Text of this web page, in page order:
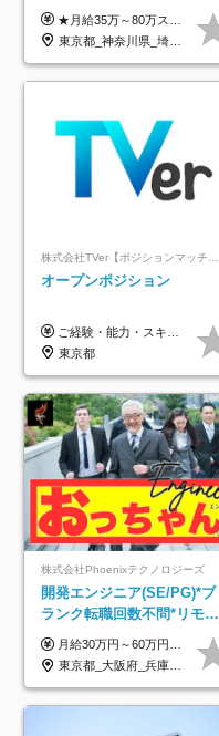
3h■最大3ヶ月の連休あり■
年休126日■20～30代活躍
中！
★月給35万～80万スタートも可 【未経験の方】 ■月給26万～80万＋賞与年2回（年2ヶ月分） 【何かしらのインフラエンジニア経験をお持ちの方】 ■月給35万～80万＋賞与年2回（年2ヶ月分） ※スキル・経験などを考慮し決定します ※試用期間6ヶ月あり。期間中は契約社員となります。その他の待遇に差異はありません（試用期間終了後、昇給の可能性あり） ※上記金額には固定残業代（月30時間分／4万9600円～15万2600円）を含みます。超過分は別途支給いたします。 ＼頑張りはインセンティブで還元！／ クライアントに貢献度を評価され、当社のエンジニアが追加で案件に参画することになるなど、会社にとって利益になる行動はしっかり評価します。 会社の成長に貢献できていることを実感でき、「もっと頑張ろう」と思える体制づくりを整えています！
東京都_神奈川県_埼玉県_千葉県_大阪府
オープンポジション
ご経験・能力・スキル等により、当社基準にて優遇・相談のうえ決定いたします。
東京都
株式会社Phoenixテクノロジーズ
開発エンジニア(SE/PG)*ブ
ランク転職回数不問*リモー
ト案件多数*残業ほぼ0*通院
のための半休制度あり
月給30万円～60万円+住宅手当+職能手当+役職手当+決算賞与+報奨金 ※経験・能力を考慮し、優遇します ※給与には20時間分のみなし時間外手当(3万7000円以上)を含みます(超過時間分は別途追加支給) ※試用期間3～6ヵ月あり(その間の給与、待遇に差異なし) ※場合によって契約社員での採用の可能性あり(面接時に応相談)
東京都_大阪府_兵庫県_京都府_福岡県